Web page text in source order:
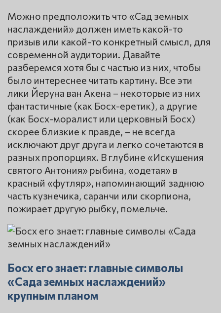
Можно предположить что «Сад земных
наслаждений» должен иметь какой-то
призыв или какой-то конкретный смысл, для
современной аудитории. Давайте
разберемся хотя бы с частью из них, чтобы
было интереснее читать картину. Все эти
лики Йеруна ван Акена – некоторые из них
фантастичные (как Босх-еретик), а другие
(как Босх-моралист или церковный Босх)
скорее близкие к правде, – не всегда
исключают друг друга и легко сочетаются в
разных пропорциях. В глубине «Искушения
святого Антония» рыбина, «одетая» в
красный «футляр», напоминающий заднюю
часть кузнечика, саранчи или скорпиона,
пожирает другую рыбку, помельче.
Босх его знает: главные символы
«Сада земных наслаждений»
крупным планом